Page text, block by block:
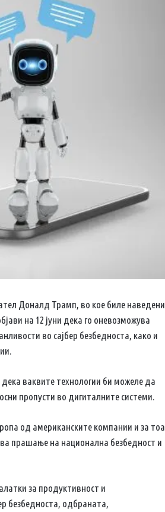
Доналд Трамп, во кое биле наведени
на 12 јуни дека го оневозможува
во сајбер безбедноста, како и
ваквите технологии би можеле да
пропусти во дигиталните системи.
од американските компании и за тоа
прашање на национална безбедност и
за продуктивност и
безбедноста, одбраната,